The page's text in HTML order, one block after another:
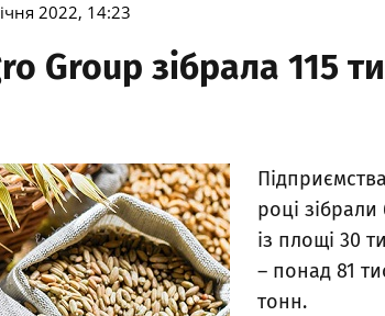
2022, 14:23
Group зібрала 115
році
із площі 30
– понад 81
тонн.